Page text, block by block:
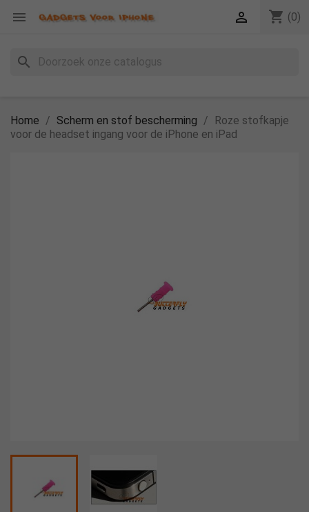
 shopping_cart (0)

search
Home Scherm en stof bescherming
Roze stofkapje
voor de headset ingang voor de iPhone en iPad